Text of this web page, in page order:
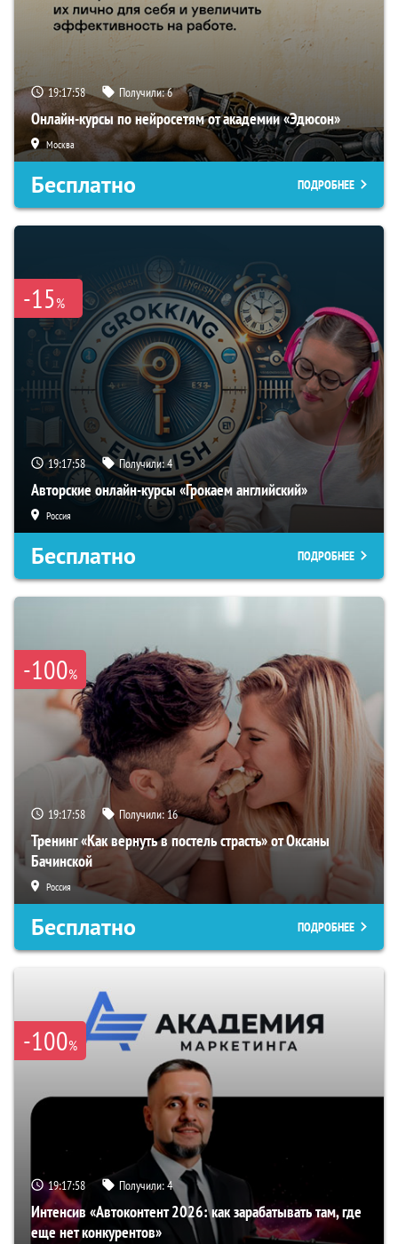
19:17:57 Получили:6
Онлайн-курсы по нейросетям от академии «Эдюсон»
Москва
Бесплатно ПОДРОБНЕЕ
-15%
19:17:57 Получили:4
Авторские онлайн-курсы «Грокаем английский»
Россия
Бесплатно ПОДРОБНЕЕ
-100%
19:17:57 Получили:16
Тренинг «Как вернуть в постель страсть» от Оксаны
Бачинской
Россия
Бесплатно ПОДРОБНЕЕ
-100%
19:17:57 Получили:4
Интенсив «Автоконтент 2026: как зарабатывать там, где
еще нет конкурентов»